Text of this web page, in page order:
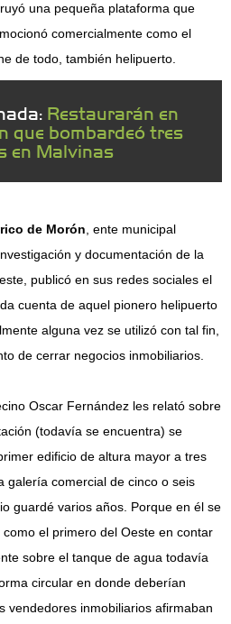
una pequeña plataforma que
comercialmente como el
de todo, también helipuerto.
Restaurarán en
que bombardeó tres
en Malvinas
de Morón , ente municipal
y documentación de la
publicó en sus redes sociales el
cuenta de aquel pionero helipuerto
alguna vez se utilizó con tal fin,
de cerrar negocios inmobiliarios.
Oscar Fernández les relató sobre
(todavía se encuentra) se
edificio de altura mayor a tres
galería comercial de cinco o seis
guardé varios años. Porque en él se
el primero del Oeste en contar
sobre el tanque de agua todavía
circular en donde deberían
vendedores inmobiliarios afirmaban